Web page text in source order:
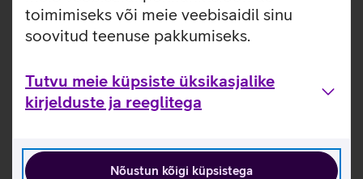
toimimiseks või meie veebisaidil sinu
soovitud teenuse pakkumiseks.
Tutvu meie küpsiste üksikasjalike
kirjelduste ja reeglitega
Nõustun kõigi küpsistega
Tutvun teiste uudistega